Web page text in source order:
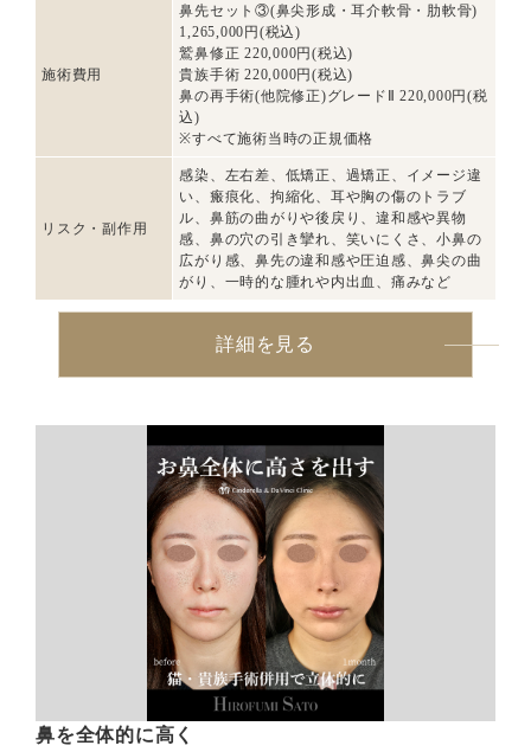
施術費用
鼻先セット③(鼻尖形成・耳介軟骨・肋軟骨)
1,265,000円(税込)
鷲鼻修正 220,000円(税込)
貴族手術 220,000円(税込)
鼻の再手術(他院修正)グレードⅡ 220,000円(税
込)
※すべて施術当時の正規価格
リスク・副作用
感染、左右差、低矯正、過矯正、イメージ違
い、瘢痕化、拘縮化、耳や胸の傷のトラブ
ル、鼻筋の曲がりや後戻り、違和感や異物
感、鼻の穴の引き攣れ、笑いにくさ、小鼻の
広がり感、鼻先の違和感や圧迫感、鼻尖の曲
がり、一時的な腫れや内出血、痛みなど
詳細を見る
鼻を全体的に高く